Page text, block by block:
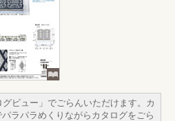
ビュー」でごらんいただけます。カ
ラパラめくりながらカタログをごら